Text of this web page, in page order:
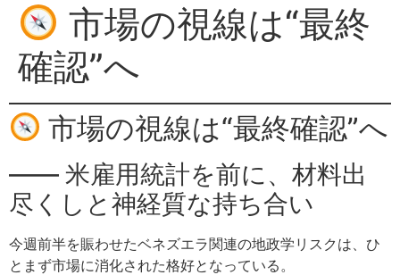
市場の視線は“最終
確認”へ
市場の視線は“最終確認”へ
—— 米雇用統計を前に、材料出
尽くしと神経質な持ち合い
今週前半を賑わせたベネズエラ関連の地政学リスクは、ひ
とまず市場に消化された格好となっている。